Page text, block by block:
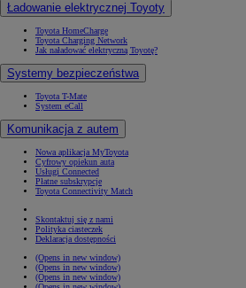
Ładowanie elektrycznej Toyoty
Toyota HomeCharge
Toyota Charging Network
Jak naładować elektryczną Toyotę?
Systemy bezpieczeństwa
Toyota T-Mate
System eCall
Komunikacja z autem
Nowa aplikacja MyToyota
Cyfrowy opiekun auta
Usługi Connected
Płatne subskrypcje
Toyota Connectivity Match
Skontaktuj się z nami
Polityka ciasteczek
Deklaracja dostępności
(Opens in new window)
(Opens in new window)
(Opens in new window)